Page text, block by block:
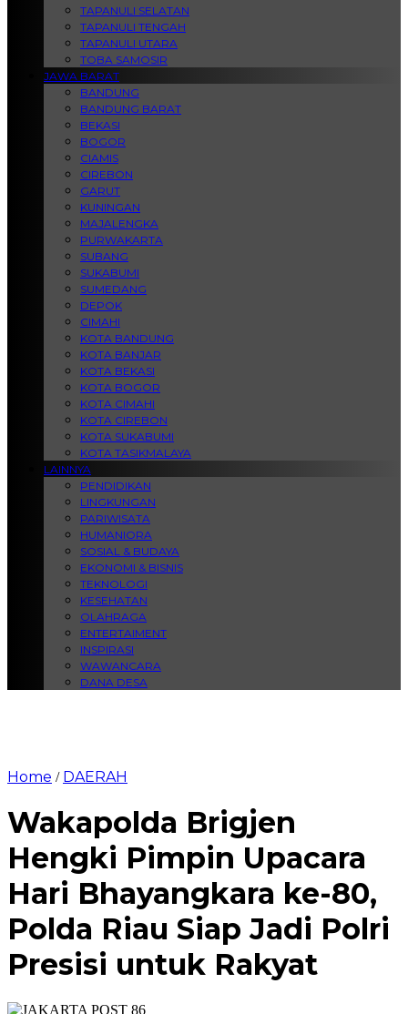
TAPANULI SELATAN
TAPANULI TENGAH
TAPANULI UTARA
TOBA SAMOSIR
JAWA BARAT
BANDUNG
BANDUNG BARAT
BEKASI
BOGOR
CIAMIS
CIREBON
GARUT
KUNINGAN
MAJALENGKA
PURWAKARTA
SUBANG
SUKABUMI
SUMEDANG
DEPOK
CIMAHI
KOTA BANDUNG
KOTA BANJAR
KOTA BEKASI
KOTA BOGOR
KOTA CIMAHI
KOTA CIREBON
KOTA SUKABUMI
KOTA TASIKMALAYA
LAINNYA
PENDIDIKAN
LINGKUNGAN
PARIWISATA
HUMANIORA
SOSIAL & BUDAYA
EKONOMI & BISNIS
TEKNOLOGI
KESEHATAN
OLAHRAGA
ENTERTAIMENT
INSPIRASI
WAWANCARA
DANA DESA
Home / DAERAH
Wakapolda Brigjen
Hengki Pimpin Upacara
Hari Bhayangkara ke-80,
Polda Riau Siap Jadi Polri
Presisi untuk Rakyat